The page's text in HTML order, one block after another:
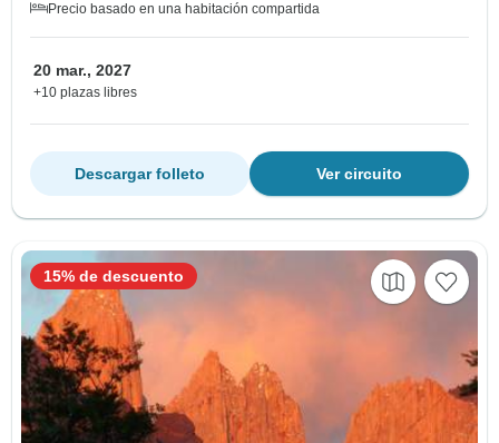
Precio basado en una habitación compartida
20 mar., 2027
+10 plazas libres
Ver circuito
Descargar folleto
15% de descuento